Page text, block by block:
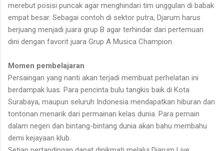
merebut posisi puncak agar menghindari tim unggulan di babak
empat besar. Sebagai contoh di sektor putra, Djarum harus
berjuang menjadi juara grup B agar terhindar dari pertemuan
dini dengan favorit juara Grup A Musica Champion.
Momen pembelajaran
Persaingan yang nanti akan terjadi membuat perhelatan ini
berdampak luas. Para pencinta bulu tangkis baik di Kota
Surabaya, maupun seluruh Indonesia mendapatkan hiburan dan
tontonan menarik dari permainan kelas dunia. Para pemain
dalam negeri dan bintang-bintang dunia akan bahu membahu
demi kejayaan klub.